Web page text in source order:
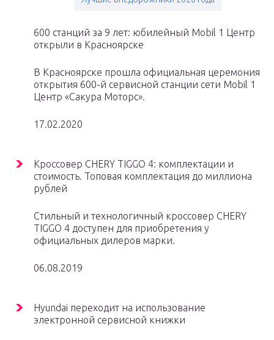
600 станций за 9 лет: юбилейный Mobil 1 Центр
открыли в Красноярске
В Красноярске прошла официальная церемония
открытия 600-й сервисной станции сети Mobil 1
Центр «Сакура Моторс».
17.02.2020
Кроссовер CHERY TIGGO 4: комплектации и
стоимость. Топовая комплектация до миллиона
рублей
Стильный и технологичный кроссовер CHERY
TIGGO 4 доступен для приобретения у
официальных дилеров марки.
06.08.2019
Hyundai переходит на использование
электронной сервисной книжки